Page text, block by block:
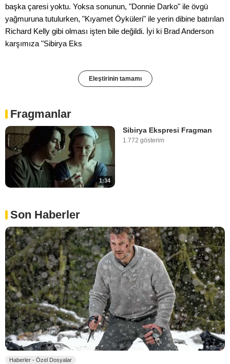
başka çaresi yoktu. Yoksa sonunun, "Donnie Darko" ile övgü
yağmuruna tutulurken, "Kıyamet Öyküleri" ile yerin dibine batırılan
Richard Kelly gibi olması işten bile değildi. İyi ki Brad Anderson
karşımıza "Sibirya Eks
Eleştirinin tamamı
Fragmanlar
1:34
Sibirya Ekspresi Fragman
1.772 gösterim
Son Haberler
Haberler - Özel Dosyalar